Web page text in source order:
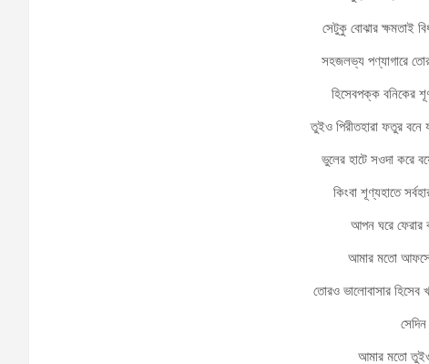
সেটুকু বোঝার ক্ষমতাই
সহজলভ্য পণ্যাগারে
হিসেবপক্ক বনিকের
তুইও পিরীতহারা ফতুর বনে
ভুলের হাটে সওদা করে
কিংবা শূণ্যহাতে
আপন ঘরে
আমার মতো
তোরও ভালোবাসার হিসেব
সেদিন
আমার মতো